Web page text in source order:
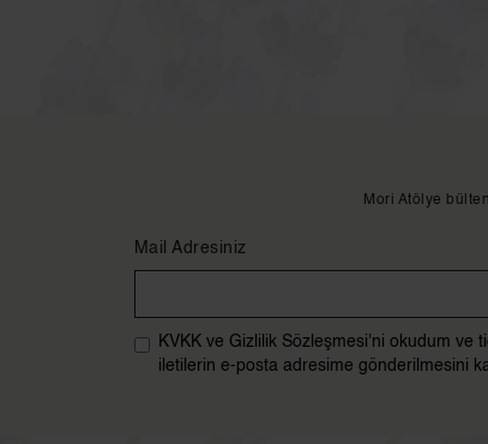
Mori Atölye
Mail Adresiniz
KVKK ve Gizlilik Sözleşmesi'ni okudum ve
iletilerin e-posta adresime gönderilmesini